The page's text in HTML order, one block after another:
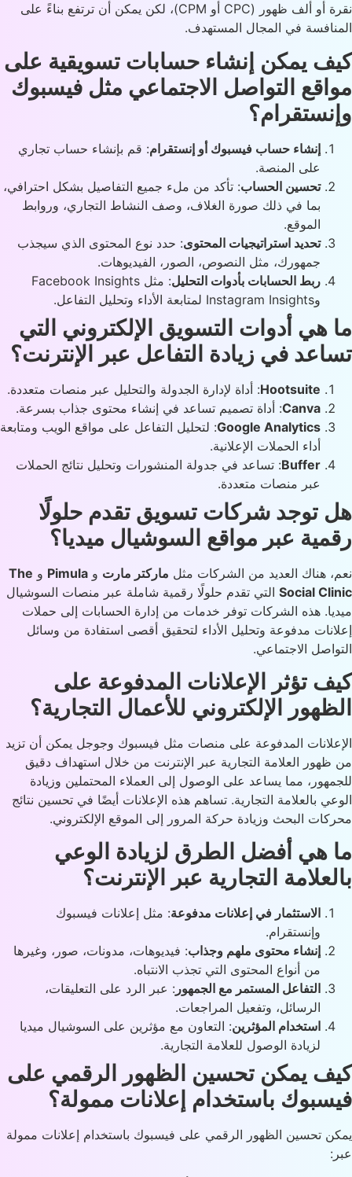
نقرة أو ألف ظهور (CPC أو CPM)، لكن يمكن أن ترتفع بناءً على
في المجال المستهدف​.
يمكن إنشاء حسابات تسويقية على
التواصل الاجتماعي مثل فيسبوك
إنشاء حساب فيسبوك أو إنستقرام : قم بإنشاء حساب تجاري
على المنصة.
تحسين الحساب: تأكد من ملء جميع التفاصيل بشكل احترافي،
بما في ذلك صورة الغلاف، وصف النشاط التجاري، وروابط
الموقع.
تحديد استراتيجيات المحتوى: حدد نوع المحتوى الذي سيجذب
جمهورك، مثل النصوص، الصور، الفيديوهات.
ربط الحسابات بأدوات التحليل
: مثل Facebook Insights
هي أدوات التسويق الإلكتروني التي
في زيادة التفاعل عبر الإنترنت؟
Hootsuite: أداة لإدارة الجدولة والتحليل عبر منصات متعددة.
Canva: أداة تصميم تساعد في إنشاء محتوى جذاب بسرعة.
Google Analytics: لتحليل التفاعل على مواقع الويب ومتابعة
أداء الحملات الإعلانية.
Buffer: تساعد في جدولة المنشورات وتحليل نتائج الحملات
عبر منصات متعددة.
توجد شركات تسويق تقدم حلولًا
عبر مواقع السوشيال ميديا؟
هناك العديد من الشركات مثلماركتر مارت و Pimulaو The
Socialالتي تقدم حلولًا رقمية شاملة عبر منصات السوشيال
هذه الشركات توفر خدمات من إدارة الحسابات إلى حملات
مدفوعة وتحليل الأداء لتحقيق أقصى استفادة من وسائل
الاجتماعي.
تؤثر الإعلانات المدفوعة على
الإلكتروني للأعمال التجارية؟
المدفوعة على منصات مثل فيسبوك وجوجل يمكن أن تزيد
العلامة التجارية عبر الإنترنت من خلال استهداف دقيق
مما يساعد على الوصول إلى العملاء المحتملين وزيادة
بالعلامة التجارية. تساهم هذه الإعلانات أيضًا في تحسين نتائج
البحث وزيادة حركة المرور إلى الموقع الإلكتروني.
هي أفضل الطرق لزيادة الوعي
التجارية عبر الإنترنت؟
الاستثمار في إعلانات مدفوعة: مثل إعلانات فيسبوك
وإنستقرام.
إنشاء محتوى ملهم وجذاب: فيديوهات، مدونات، صور، وغيرها
من أنواع المحتوى التي تجذب الانتباه.
التفاعل المستمر مع الجمهور: عبر الرد على التعليقات،
الرسائل، وتفعيل المراجعات.
استخدام المؤثرين : التعاون مع مؤثرين على السوشيال ميديا
لزيادة الوصول للعلامة التجارية.
يمكن تحسين الظهور الرقمي على
باستخدام إعلانات ممولة؟
تحسين الظهور الرقمي على فيسبوك باستخدام إعلانات ممولة